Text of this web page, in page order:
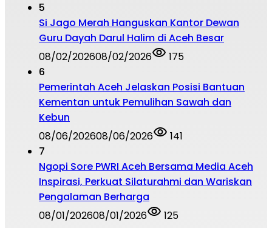
5
Si Jago Merah Hanguskan Kantor Dewan
Guru Dayah Darul Halim di Aceh Besar
08/02/202608/02/2026
175
6
Pemerintah Aceh Jelaskan Posisi Bantuan
Kementan untuk Pemulihan Sawah dan
Kebun
08/06/202608/06/2026
141
7
Ngopi Sore PWRI Aceh Bersama Media Aceh
Inspirasi, Perkuat Silaturahmi dan Wariskan
Pengalaman Berharga
08/01/202608/01/2026 125